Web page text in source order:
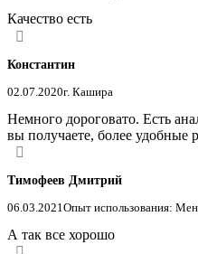
Качество есть
Константин
02.07.2020г. Кашира
Немного дороговато. Есть
вы получаете, более удобные
Тимофеев Дмитрий
06.03.2021 Опыт использования:
А так все хорошо